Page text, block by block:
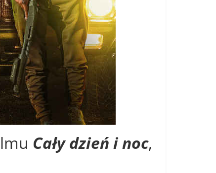
Cały dzień i noc,